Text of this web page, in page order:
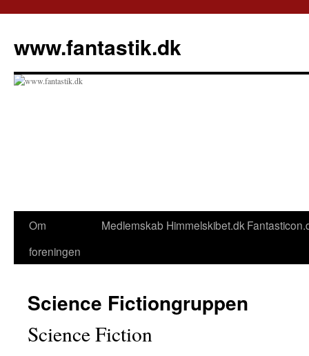
indhold
www.fantastik.dk
Om
foreningen
Medlemskab Himmelskibet.dk
Science Fictiongruppen
Science Fiction